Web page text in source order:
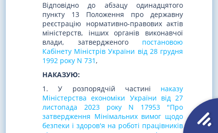
Відповідно до абзацу одинадцятого
пункту 13 Положення про державну
реєстрацію нормативно-правових актів
міністерств, інших органів виконавчої
влади, затвердженого постановою
Кабінету Міністрів України від 28 грудня
1992 року N 731,
НАКАЗУЮ:
1. У розпорядчій частині наказу
Міністерства економіки України від 27
листопада 2023 року N 17953 "Про
затвердження Мінімальних вимог щодо
безпеки і здоров'я на роботі працівників